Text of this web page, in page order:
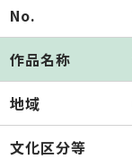
No.
作品名称
地域
文化区分等